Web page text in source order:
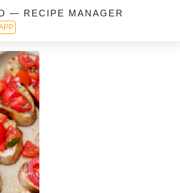
— RECIPE MANAGER